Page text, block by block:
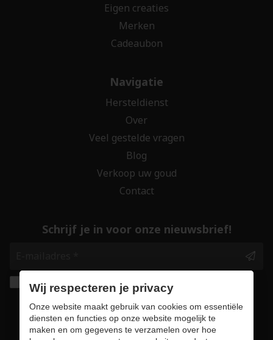
Eigen creaties
Merken
Cadeaubon
Navigatie
Hersteldienst
Over
Veel gestelde vragen
Blog
Verkoop uw goud
Contact
Schrijf je in voor onze nieuwsbrief!
Ik geef de toestemming om mijn gegevens te
bewaren en verwerken zoals aangegeven in
onzeprivacy statement. *
Wij respecteren je privacy
Onze website maakt gebruik van cookies om essentiële
diensten en functies op onze website mogelijk te
maken en om gegevens te verzamelen over hoe